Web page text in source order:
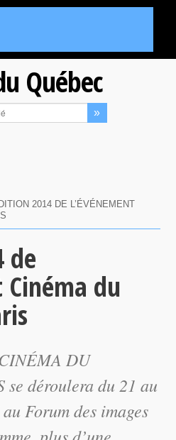
Québec
2014 DE L’ÉVÉNEMENT
de
Cinéma du
DU
se déroulera du 21 au
Forum des images